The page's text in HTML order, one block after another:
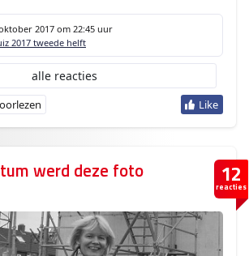
2017om 22:45 uur
2017 tweede helft
alle reacties
12
reacties
werd deze foto